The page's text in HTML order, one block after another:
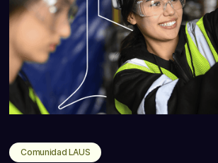
Comunidad LAUS